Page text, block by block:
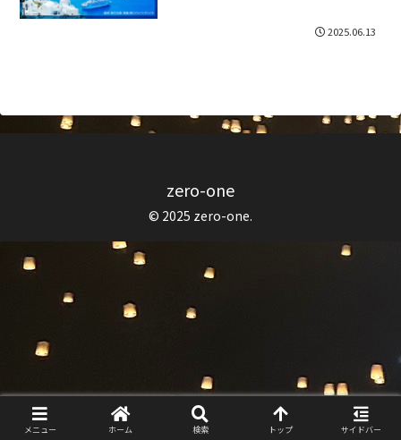
2025.06.13
zero-one
© 2025 zero-one.
メニュー ホーム 検索 トップ サイドバー